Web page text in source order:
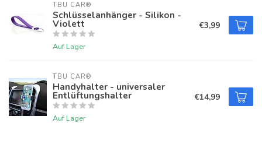
TBU CAR®
Schlüsselanhänger - Silikon -
Violett
Auf Lager
€3,99
TBU CAR®
Handyhalter - universaler
Entlüftungshalter
Auf Lager
€14,99